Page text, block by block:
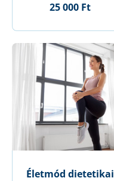
25 000 Ft
Életmód dietetikai